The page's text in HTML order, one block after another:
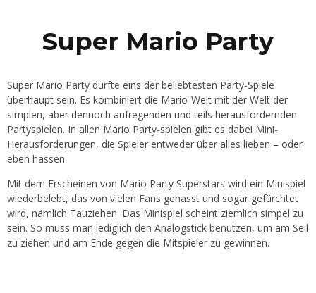
Super Mario Party
Super Mario Party dürfte eins der beliebtesten Party-Spiele
überhaupt sein. Es kombiniert die Mario-Welt mit der Welt der
simplen, aber dennoch aufregenden und teils herausfordernden
Partyspielen. In allen Mario Party-spielen gibt es dabei Mini-
Herausforderungen, die Spieler entweder über alles lieben – oder
eben hassen.
Mit dem Erscheinen von Mario Party Superstars wird ein Minispiel
wiederbelebt, das von vielen Fans gehasst und sogar gefürchtet
wird, nämlich Tauziehen. Das Minispiel scheint ziemlich simpel zu
sein. So muss man lediglich den Analogstick benutzen, um am Seil
zu ziehen und am Ende gegen die Mitspieler zu gewinnen.